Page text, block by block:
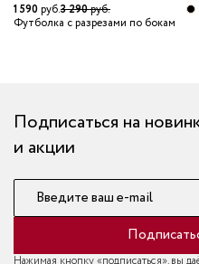
1 590руб.3 290руб.
Футболка с разрезами по бокам
Подписаться на
и акции
Введите ваш e-mail
Нажимая кнопку «подписаться», вы